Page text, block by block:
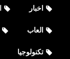
اخبار
العاب
تكنولوجيا